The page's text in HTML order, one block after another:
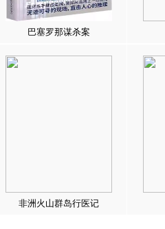
巴塞罗那谋杀案
非洲火山群岛行医记